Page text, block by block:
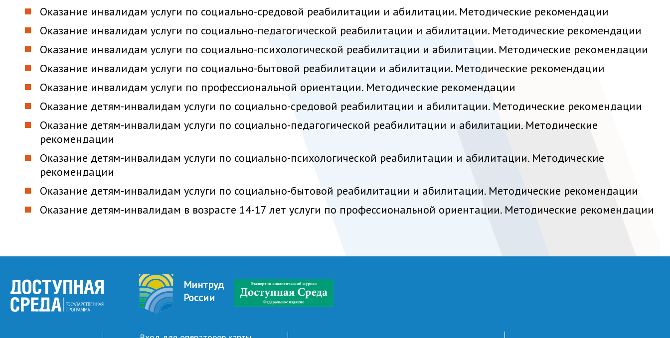
Оказание инвалидам услуги по социально-средовой реабилитации и абилитации. Методические рекомендации
Оказание инвалидам услуги по социально-педагогической реабилитации и абилитации. Методические рекомендации
Оказание инвалидам услуги по социально-психологической реабилитации и абилитации. Методические рекомендации
Оказание инвалидам услуги по социально-бытовой реабилитации и абилитации. Методические рекомендации
Оказание инвалидам услуги по профессиональной ориентации. Методические рекомендации
Оказание детям-инвалидам услуги по социально-средовой реабилитации и абилитации. Методические рекомендации
Оказание детям-инвалидам услуги по социально-педагогической реабилитации и абилитации. Методические
рекомендации
Оказание детям-инвалидам услуги по социально-психологической реабилитации и абилитации. Методические
рекомендации
Оказание детям-инвалидам услуги по социально-бытовой реабилитации и абилитации. Методические рекомендации
Оказание детям-инвалидам в возрасте 14-17 лет услуги по профессиональной ориентации. Методические рекомендации
Минтруд
России